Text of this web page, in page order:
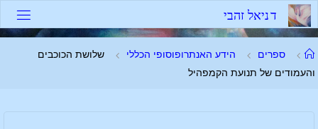
דניאל זהבי
ספרים הידע האנתרופוסופי הכללי
שלושת הכוכבים
והעמודים של תנועת הקמפהיל